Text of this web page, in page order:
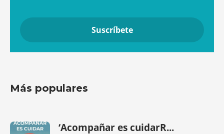
Más populares
‘Acompañar es cuidarR...